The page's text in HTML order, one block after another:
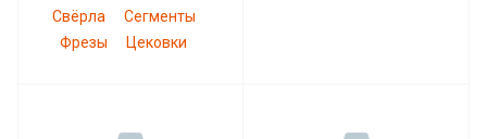
Свёрла
Сегменты
Фрезы
Цековки